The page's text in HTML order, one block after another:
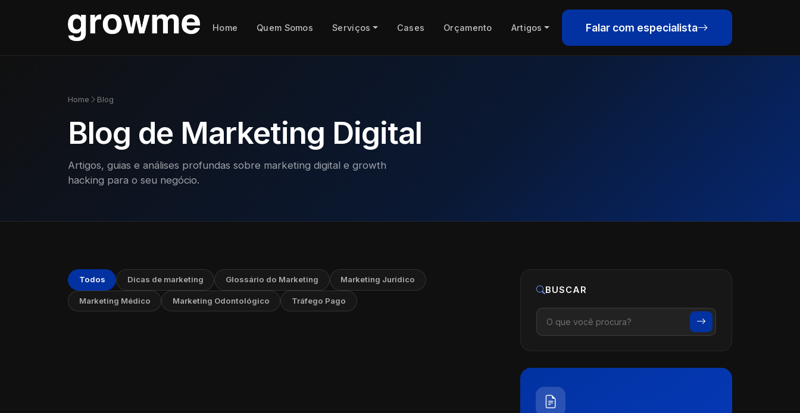
Home Quem Somos Serviços Cases Orçamento Artigos Falar com especialista
Home Blog
Blog de Marketing Digital
Artigos, guias e análises profundas sobre marketing digital e growth
hacking para o seu negócio.
Todos Dicas de marketing Glossário do Marketing Marketing Jurídico
Marketing Médico Marketing Odontológico Tráfego Pago
BUSCAR